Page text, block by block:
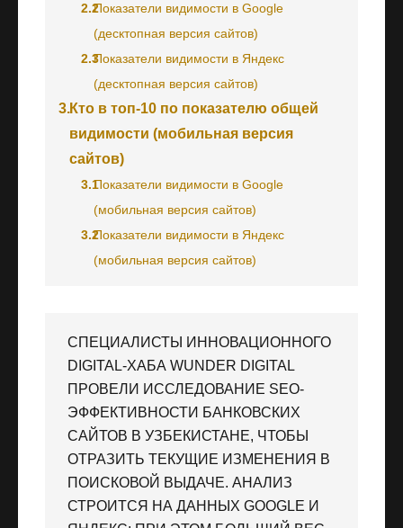
2.2Показатели видимости в Google
(десктопная версия сайтов)
2.3Показатели видимости в Яндекс
(десктопная версия сайтов)
3.Кто в топ-10 по показателю общей
видимости (мобильная версия
сайтов)
3.1Показатели видимости в Google
(мобильная версия сайтов)
3.2Показатели видимости в Яндекс
(мобильная версия сайтов)
СПЕЦИАЛИСТЫ ИННОВАЦИОННОГО
DIGITAL-ХАБА WUNDER DIGITAL
ПРОВЕЛИ ИССЛЕДОВАНИЕ SEO-
ЭФФЕКТИВНОСТИ БАНКОВСКИХ
САЙТОВ В УЗБЕКИСТАНЕ, ЧТОБЫ
ОТРАЗИТЬ ТЕКУЩИЕ ИЗМЕНЕНИЯ В
ПОИСКОВОЙ ВЫДАЧЕ. АНАЛИЗ
СТРОИТСЯ НА ДАННЫХ GOOGLE И